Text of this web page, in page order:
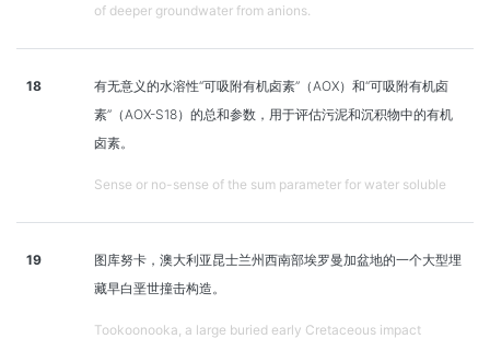
of deeper groundwater from anions.
18
有无意义的水溶性“可吸附有机卤素”（AOX）和“可吸附有机卤
素”（AOX-S18）的总和参数，用于评估污泥和沉积物中的有机
卤素。
Sense or no-sense of the sum parameter for water soluble
19
图库努卡，澳大利亚昆士兰州西南部埃罗曼加盆地的一个大型埋
藏早白垩世撞击构造。
Tookoonooka, a large buried early Cretaceous impact